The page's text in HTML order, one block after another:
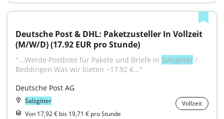
Deutsche Post & DHL: Paketzusteller In Vollzeit
(M/W/D) (17.92 EUR pro Stunde)
"...Werde Postbote für Pakete und Briefe in Salzgitter /
Beddingen Was wir bieten ~17,92 €..."
Deutsche Post AG
Salzgitter
Vollzeit
Von 17,92 € bis 19,71 € pro Stunde